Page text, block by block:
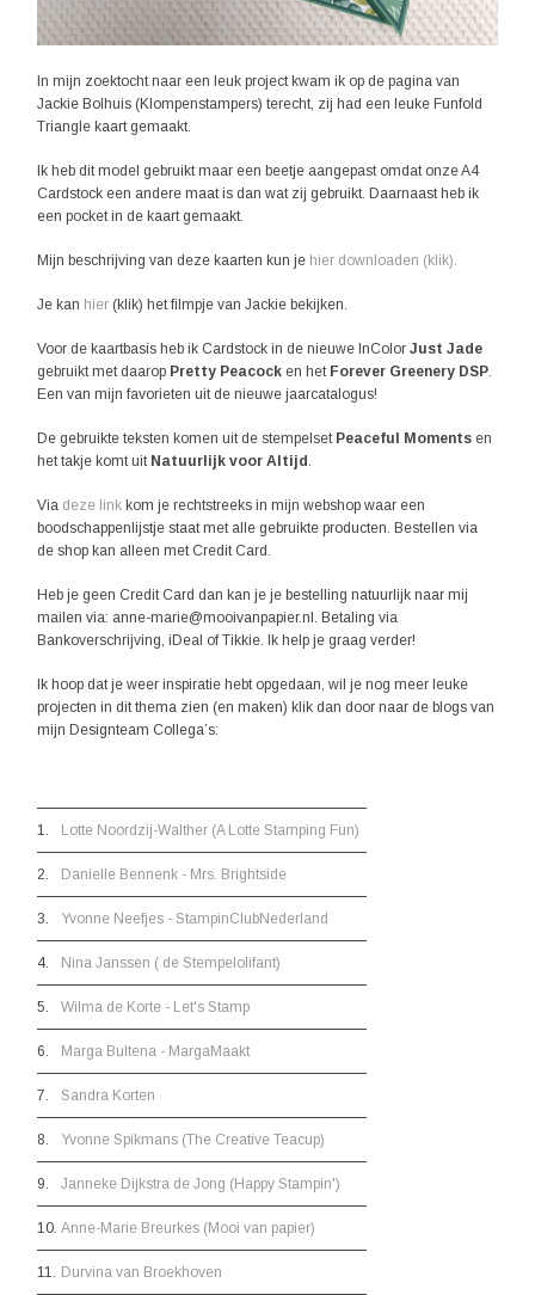
In mijn zoektocht naar een leuk project kwam ik op de pagina van
Jackie Bolhuis (Klompenstampers) terecht, zij had een leuke Funfold
Triangle kaart gemaakt.
Ik heb dit model gebruikt maar een beetje aangepast omdat onze A4
Cardstock een andere maat is dan wat zij gebruikt. Daarnaast heb ik
een pocket in de kaart gemaakt.
Mijn beschrijving van deze kaarten kun je hier downloaden (klik).
Je kan hier (klik) het filmpje van Jackie bekijken.
Voor de kaartbasis heb ik Cardstock in de nieuwe InColorJust Jade
gebruikt met daarop Pretty Peacock en het Forever Greenery DSP.
Een van mijn favorieten uit de nieuwe jaarcatalogus!
De gebruikte teksten komen uit de stempelset Peaceful Moments en
het takje komt uit Natuurlijk voor Altijd .
Via deze link kom je rechtstreeks in mijn webshop waar een
boodschappenlijstje staat met alle gebruikte producten. Bestellen via
de shop kan alleen met Credit Card.
Heb je geen Credit Card dan kan je je bestelling natuurlijk naar mij
mailen via: anne-marie@mooivanpapier.nl. Betaling via
Bankoverschrijving, iDeal of Tikkie. Ik help je graag verder!
Ik hoop dat je weer inspiratie hebt opgedaan, wil je nog meer leuke
projecten in dit thema zien (en maken) klik dan door naar de blogs van
mijn Designteam Collega’s:
1. Lotte Noordzij-Walther (A Lotte Stamping Fun)
2. Danielle Bennenk - Mrs. Brightside
3. Yvonne Neefjes - StampinClubNederland
4. Nina Janssen ( de Stempelolifant)
5. Wilma de Korte - Let's Stamp
6. Marga Bultena - MargaMaakt
7. Sandra Korten
8. Yvonne Spikmans (The Creative Teacup)
9. Janneke Dijkstra de Jong (Happy Stampin')
10.Anne-Marie Breurkes (Mooi van papier)
11. Durvina van Broekhoven